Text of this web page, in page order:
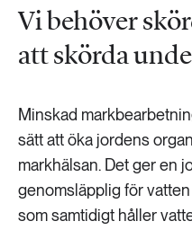
Vi behöver
att skörda
Minskad
sätt att öka jordens
markhälsan. Det ger en
genomsläpplig för
som samtidigt håller